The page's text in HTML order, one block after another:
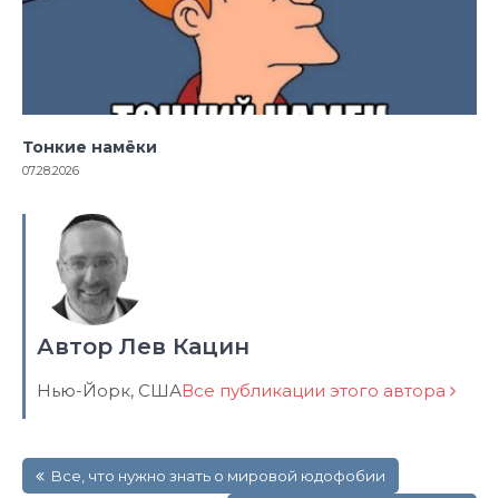
Тонкие намёки
07.28.2026
Автор Лев Кацин
Нью-Йорк, СШАВсе публикации этого автора
по Все, что нужно знать о мировой юдофобии